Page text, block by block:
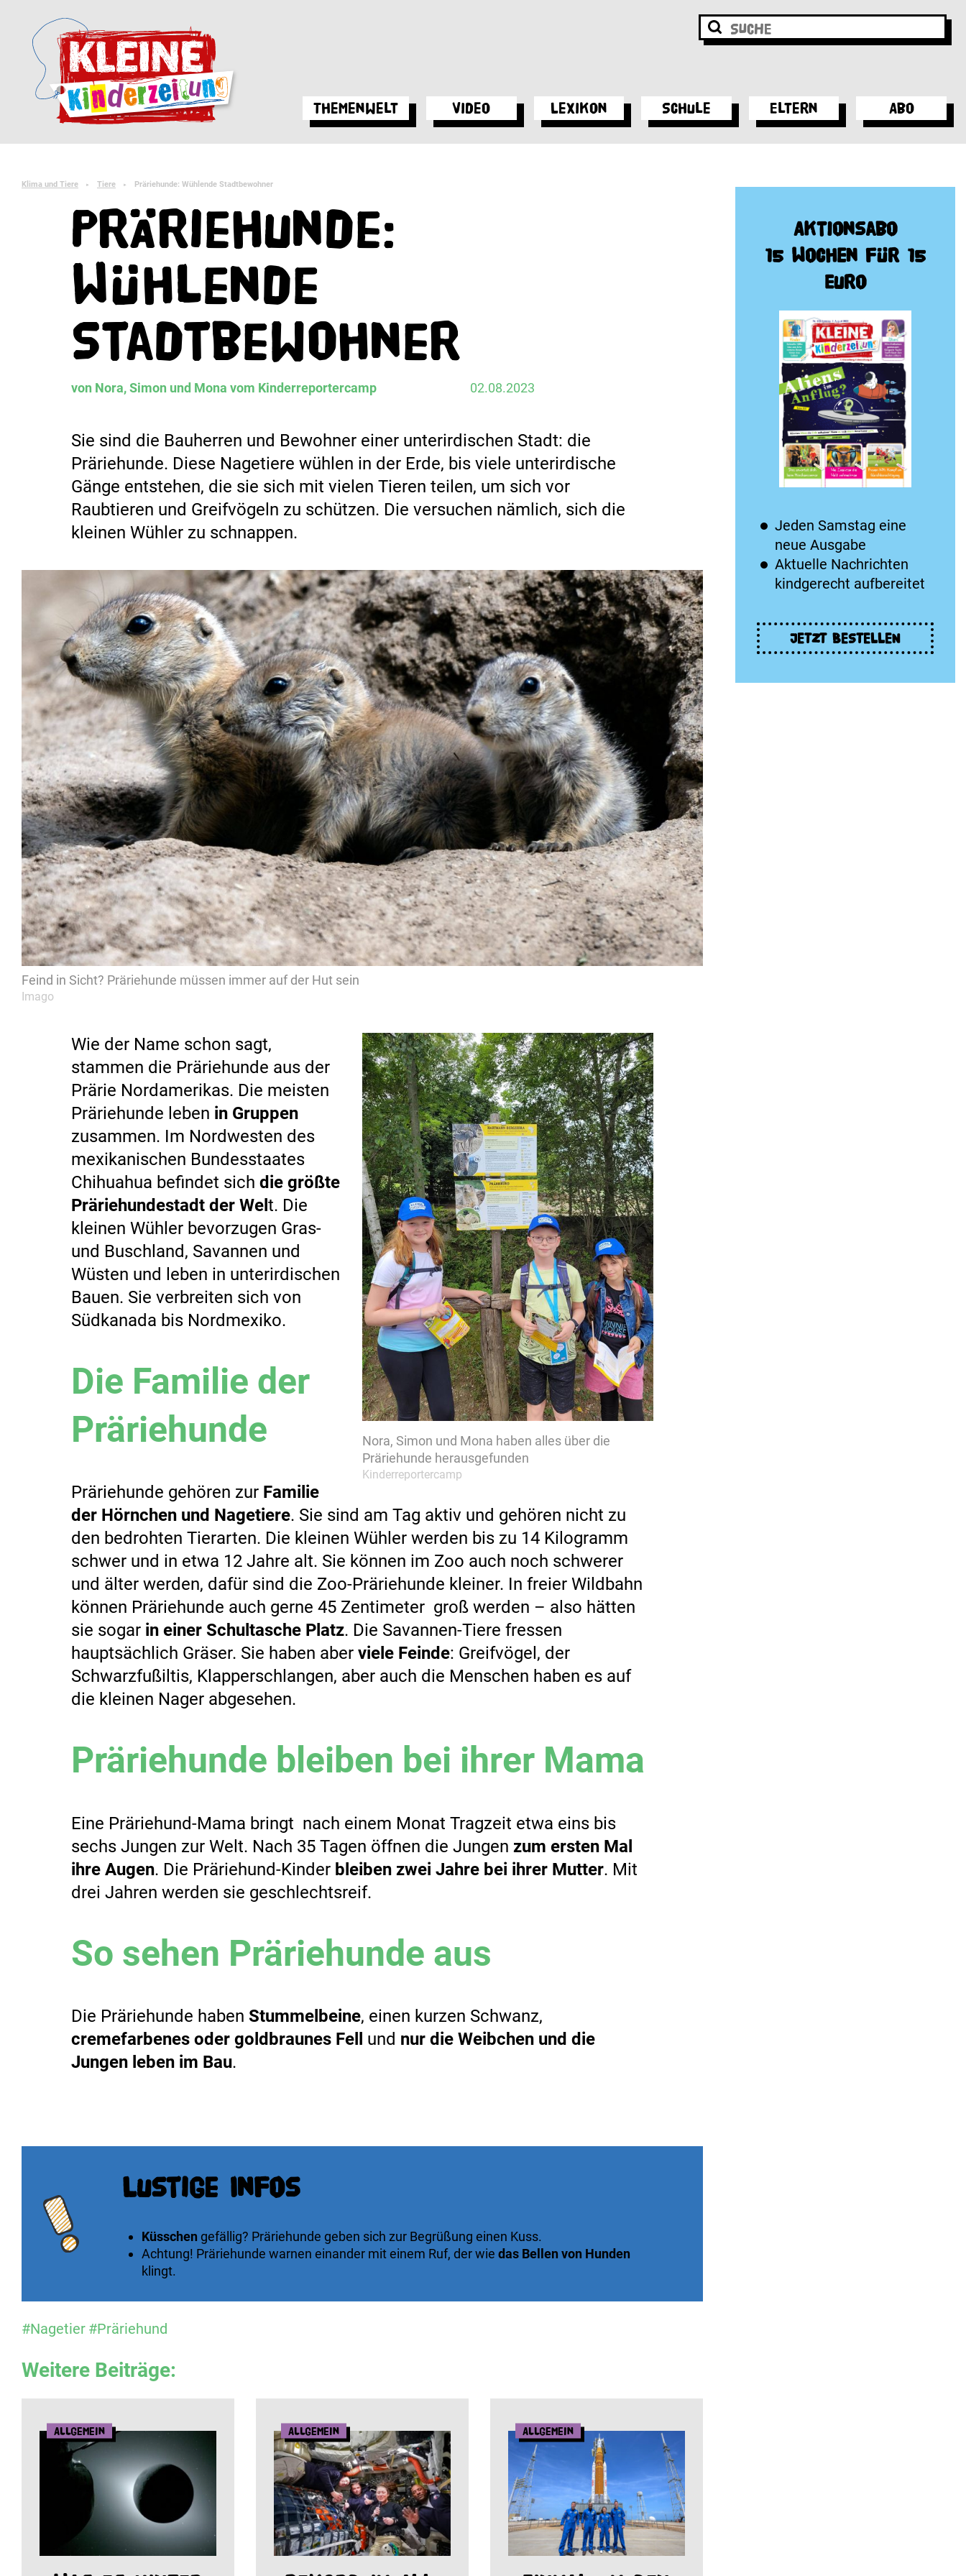
Themenwelt Video Lexikon Schule Eltern Abo
Klima und Tiere ► Tiere ► Präriehunde: Wühlende Stadtbewohner
Präriehunde:
Wühlende
Stadtbewohner
von Nora, Simon und Mona vom Kinderreportercamp 02.08.2023
Sie sind die Bauherren und Bewohner einer unterirdischen Stadt: die
Präriehunde. Diese Nagetiere wühlen in der Erde, bis viele unterirdische
Gänge entstehen, die sie sich mit vielen Tieren teilen, um sich vor
Raubtieren und Greifvögeln zu schützen. Die versuchen nämlich, sich die
kleinen Wühler zu schnappen.
Feind in Sicht? Präriehunde müssen immer auf der Hut sein
Imago
Nora, Simon und Mona haben alles über die
Präriehunde herausgefunden
Kinderreportercamp
Wie der Name schon sagt,
stammen die Präriehunde aus der
Prärie Nordamerikas. Die meisten
Präriehunde leben in Gruppen
zusammen. Im Nordwesten des
mexikanischen Bundesstaates
Chihuahua befindet sich die größte
Präriehundestadt der Welt. Die
kleinen Wühler bevorzugen Gras-
und Buschland, Savannen und
Wüsten und leben in unterirdischen
Bauen. Sie verbreiten sich von
Südkanada bis Nordmexiko.
Die Familie der
Präriehunde
Präriehunde gehören zur Familie
der Hörnchen und Nagetiere. Sie sind am Tag aktiv und gehören nicht zu
den bedrohten Tierarten. Die kleinen Wühler werden bis zu 14 Kilogramm
schwer und in etwa 12 Jahre alt. Sie können im Zoo auch noch schwerer
und älter werden, dafür sind die Zoo-Präriehunde kleiner. In freier Wildbahn
können Präriehunde auch gerne 45 Zentimeter groß werden – also hätten
sie sogar in einer Schultasche Platz. Die Savannen-Tiere fressen
hauptsächlich Gräser. Sie haben aber viele Feinde: Greifvögel, der
Schwarzfußiltis, Klapperschlangen, aber auch die Menschen haben es auf
die kleinen Nager abgesehen.
Präriehunde bleiben bei ihrer Mama
Eine Präriehund-Mama bringt nach einem Monat Tragzeit etwa eins bis
sechs Jungen zur Welt. Nach 35 Tagen öffnen die Jungen zum ersten Mal
ihre Augen. Die Präriehund-Kinder bleiben zwei Jahre bei ihrer Mutter. Mit
drei Jahren werden sie geschlechtsreif.
So sehen Präriehunde aus
Die Präriehunde haben Stummelbeine, einen kurzen Schwanz,
cremefarbenes oder goldbraunes Fell
und nur die Weibchen und die
Jungen leben im Bau.
Lustige Infos
Küsschengefällig? Präriehunde geben sich zur Begrüßung einen Kuss.
Achtung! Präriehunde warnen einander mit einem Ruf, der wie das Bellen von Hunden
klingt.
#Nagetier #Präriehund
Weitere Beiträge:
Allgemein Allgemein Allgemein
Aktionsabo
15 Wochen für 15
Euro
Jeden Samstag eine
neue Ausgabe
Aktuelle Nachrichten
kindgerecht aufbereitet
JETZT BESTELLEN